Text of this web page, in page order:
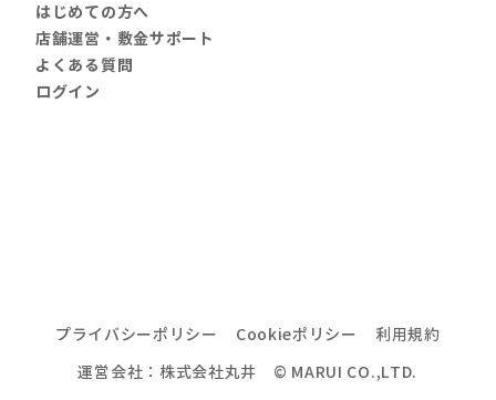
プライバシーポリシー Cookieポリシー 利用規約
運営会社：株式会社丸井 © MARUI CO.,LTD.
はじめての方へ
店舗運営・敷金サポート
よくある質問
ログイン